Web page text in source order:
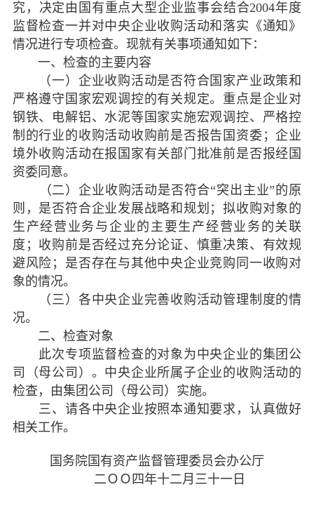
究，决定由国有重点大型企业监事会结合2004年度
监督检查一并对中央企业收购活动和落实《通知》
情况进行专项检查。现就有关事项通知如下：
一、检查的主要内容
（一）企业收购活动是否符合国家产业政策和
严格遵守国家宏观调控的有关规定。重点是企业对
钢铁、电解铝、水泥等国家实施宏观调控、严格控
制的行业的收购活动收购前是否报告国资委；企业
境外收购活动在报国家有关部门批准前是否报经国
资委同意。
（二）企业收购活动是否符合“突出主业”的原
则，是否符合企业发展战略和规划；拟收购对象的
生产经营业务与企业的主要生产经营业务的关联
度；收购前是否经过充分论证、慎重决策、有效规
避风险；是否存在与其他中央企业竞购同一收购对
象的情况。
（三）各中央企业完善收购活动管理制度的情
况。
二、检查对象
此次专项监督检查的对象为中央企业的集团公
司（母公司）。中央企业所属子企业的收购活动的
检查，由集团公司（母公司）实施。
三、请各中央企业按照本通知要求，认真做好
相关工作。
国务院国有资产监督管理委员会办公厅
二ＯＯ四年十二月三十一日